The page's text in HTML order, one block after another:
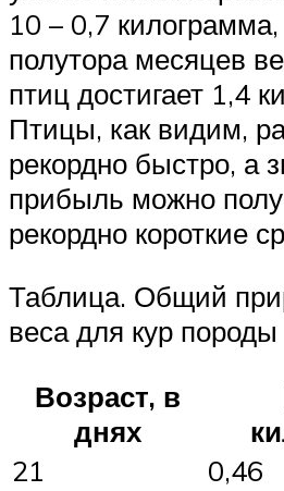
10 – 0,7
полутора месяцев
птиц достигает 1,4
Птицы, как видим,
рекордно быстро, а
прибыль можно
рекордно короткие
Таблица. Общий
веса для кур
Возраст, в
днях
21
0,46